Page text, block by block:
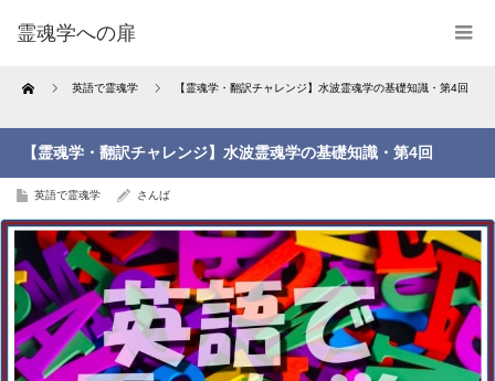
霊魂学への扉
Home 英語で霊魂学 【霊魂学・翻訳チャレンジ】水波霊魂学の基礎知識・第4回
【霊魂学・翻訳チャレンジ】水波霊魂学の基礎知識・第4回
英語で霊魂学 さんば